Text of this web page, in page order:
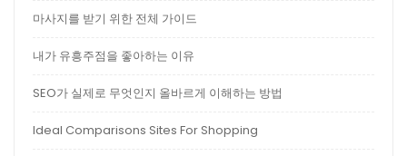
마사지를 받기 위한 전체 가이드
내가 유흥주점을 좋아하는 이유
SEO가 실제로 무엇인지 올바르게 이해하는 방법
Ideal Comparisons Sites For Shopping